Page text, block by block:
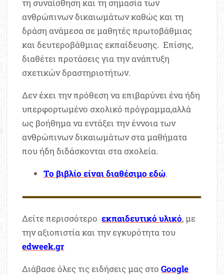
τη συναίσθηση και τη σημασία των
ανθρώπινων δικαιωμάτων καθώς και τη
δράση ανάμεσα σε μαθητές πρωτοβάθμιας
και δευτεροβάθμιας εκπαίδευσης. Επίσης,
διαθέτει προτάσεις για την ανάπτυξη
σχετικών δραστηριοτήτων.
Δεν έχει την πρόθεση να επιβαρύνει ένα ήδη
υπερφορτωμένο σχολικό πρόγραμμα,αλλά
ως βοήθημα να εντάξει την έννοια των
ανθρώπινων δικαιωμάτων στα μαθήματα
που ήδη διδάσκονται στα σχολεία.
Το βιβλίο είναι διαθέσιμο εδώ.
Δείτε περισσότεροεκπαιδευτικό υλικό, με
την αξιοπιστία και την εγκυρότητα του
edweek.gr
Διάβασε όλες τις ειδήσεις μας στοGoogle